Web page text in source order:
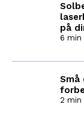
på
6 min
2 min